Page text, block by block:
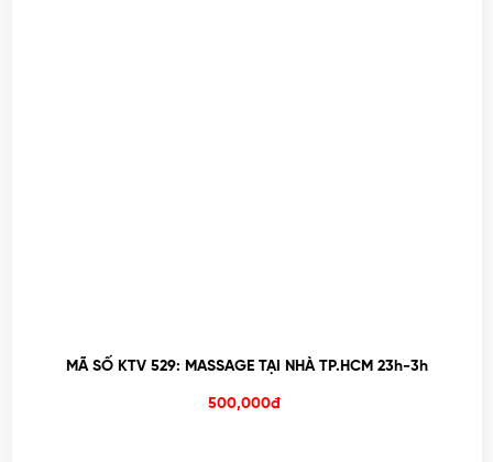
MÃ SỐ KTV 529: MASSAGE TẠI NHÀ TP.HCM 23h-3h
500,000đ